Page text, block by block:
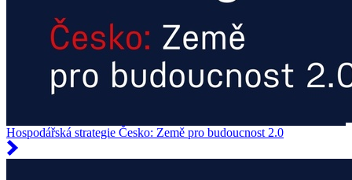
Hospodářská strategie Česko: Země pro budoucnost 2.0